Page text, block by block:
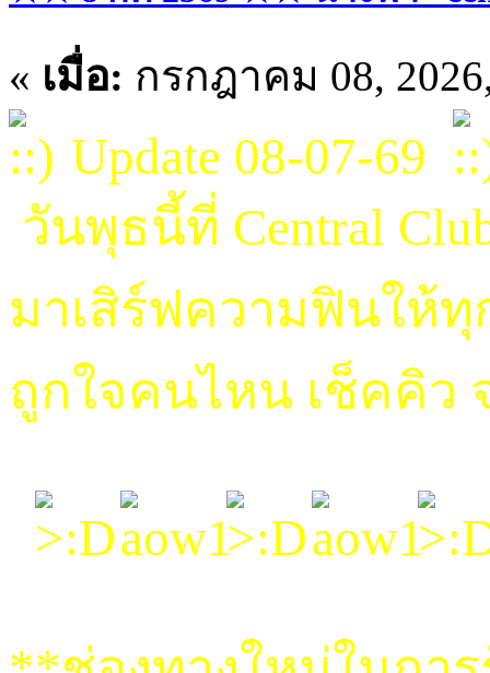
« เมื่อ: กรกฎาคม 08,
Update 08-07-69
วันพุธนี้ที่ Central
มาเสิร์ฟความฟินให้
ถูกใจคนไหน เช็คคิว